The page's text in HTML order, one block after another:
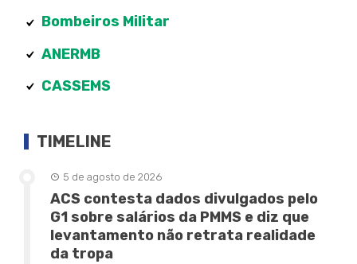
Bombeiros Militar
ANERMB
CASSEMS
TIMELINE
5 de agosto de 2026
ACS contesta dados divulgados pelo
G1 sobre salários da PMMS e diz que
levantamento não retrata realidade
da tropa